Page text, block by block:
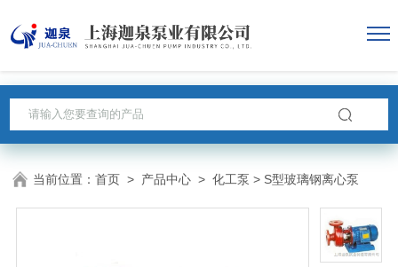
当前位置：首页 > 产品中心 >化工泵 > S型玻璃钢离心泵